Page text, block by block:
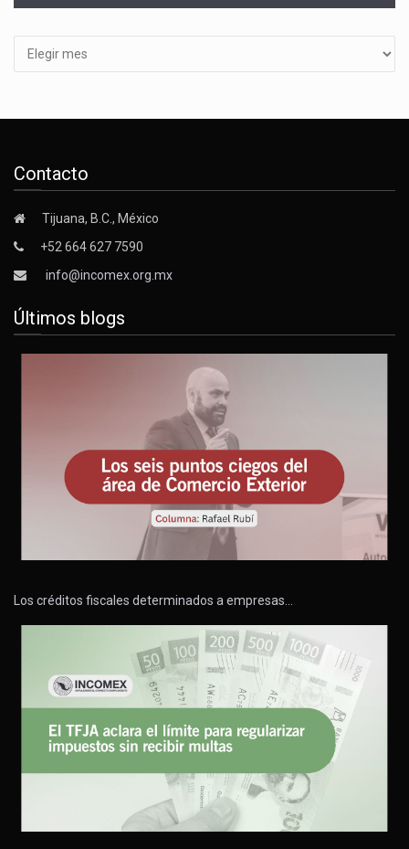
Contacto
Tijuana, B.C., México
+52 664 627 7590
info@incomex.org.mx
Últimos blogs
Los créditos fiscales determinados a empresas…